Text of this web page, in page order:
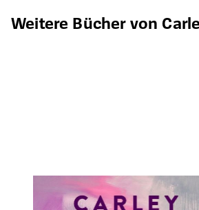
Produktgalerie überspringen
Weitere Bücher von